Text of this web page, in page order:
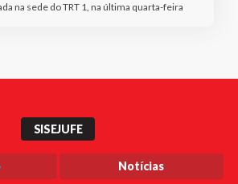
na sede do TRT 1, na última quarta-feira
SISEJUFE
Notícias